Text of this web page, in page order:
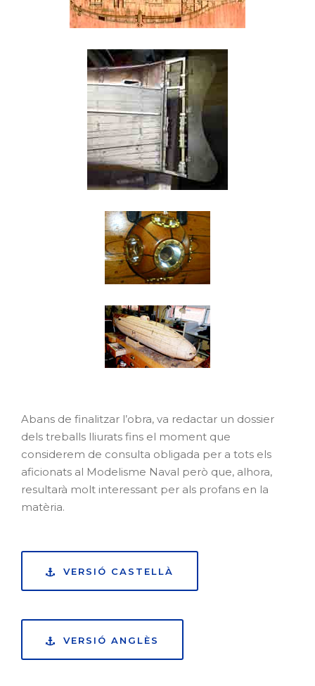
Abans de finalitzar l’obra, va redactar un dossier
dels treballs lliurats fins el moment que
considerem de consulta obligada per a tots els
aficionats al Modelisme Naval però que, alhora,
resultarà molt interessant per als profans en la
matèria.
VERSIÓ CASTELLÀ
VERSIÓ ANGLÈS